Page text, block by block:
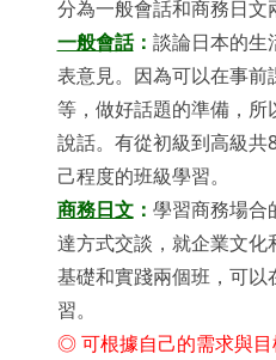
分為一般會話和商務日文
一般會話： 談論日本的生
表意見。因為可以在事
等，做好話題的準備，所
說話。有從初級到高級共
己程度的班級學習。
商務日文： 學習商務場合
達方式交談，就企業文
基礎和實踐兩個班，可
習。
◎ 可根據自己的需求與目